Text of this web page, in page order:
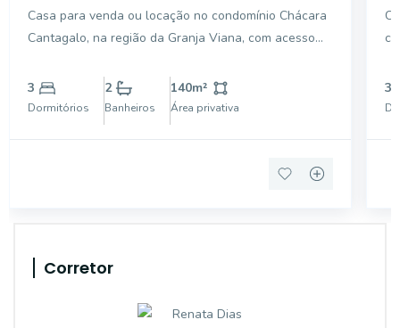
Cotia - SP
Casa para venda ou locação no condomínio Chácara
Cantagalo, na região da Granja Viana, com acesso
em um bolsão residencial com portaria e segurança
24 horas, em uma rua tranquila e arborizada, oferece
3
Dormitórios
2
Banheiros
140m²
Área privativa
3
Corretor